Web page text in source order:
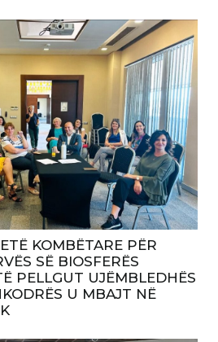
KOMBËTARE PËR
SË BIOSFERËS
PELLGUT UJËMBLEDHËS
U MBAJT NË